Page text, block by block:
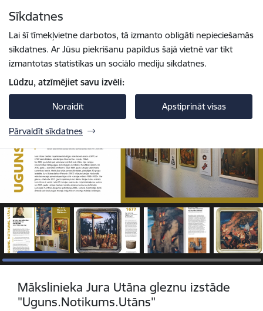
Sīkdatnes
Lai šī tīmekļvietne darbotos, tā izmanto obligāti nepieciešamās
sīkdatnes. Ar Jūsu piekrišanu papildus šajā vietnē var tikt
izmantotas statistikas un sociālo mediju sīkdatnes.
Lūdzu, atzīmējiet savu izvēli:
Noraidīt Apstiprināt visas
Pārvaldīt sīkdatnes
1 / 11
Mākslinieka Jura Utāna gleznu izstāde
"Uguns.Notikums.Utāns"